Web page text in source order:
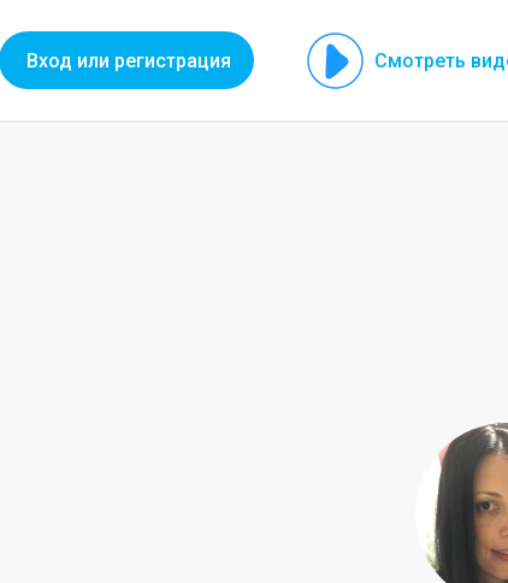
Вход или регистрация Смотреть